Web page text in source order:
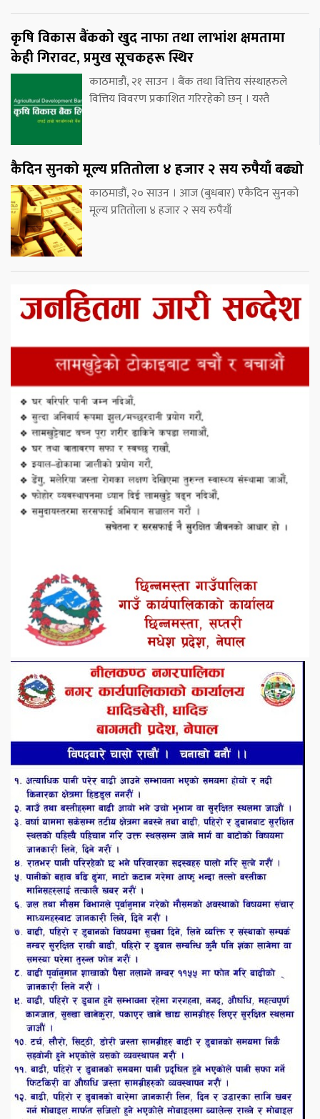
कृषि विकास बैंकको खुद नाफा तथा लाभांश क्षमतामा
केही गिरावट, प्रमुख सूचकहरू स्थिर
काठमाडौं, २१ साउन । बैंक तथा वित्तिय संस्थाहरुले
वित्तिय विवरण प्रकाशित गरिरहेको छन् । यस्तै
कैदिन सुनको मूल्य प्रतितोला ४ हजार २ सय रुपैयाँ बढ्यो
काठमाडौं, २० साउन । आज (बुधबार) एकैदिन सुनको
मूल्य प्रतितोला ४ हजार २ सय रुपैयाँ